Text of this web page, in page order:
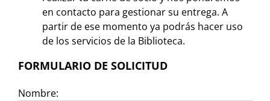
en contacto para gestionar su entrega. A
partir de ese momento ya podrás hacer uso
de los servicios de la Biblioteca.
FORMULARIO DE SOLICITUD
Nombre: